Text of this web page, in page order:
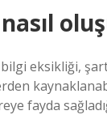
eksikliği,
fayda